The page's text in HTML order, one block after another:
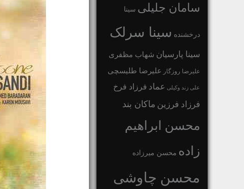
سامان جلیلی سینا
درخشنده سینا سرلک
سینا پارسیان شهاب مظفری
علیرضا روزگار علیرضا طلیسچی
علی زند وکیلی عماد فرزاد فرخ
فرزاد فرزین ماکان بند
محسن ابراهیم
زاده محسن میرزاده
محسن چاوشی